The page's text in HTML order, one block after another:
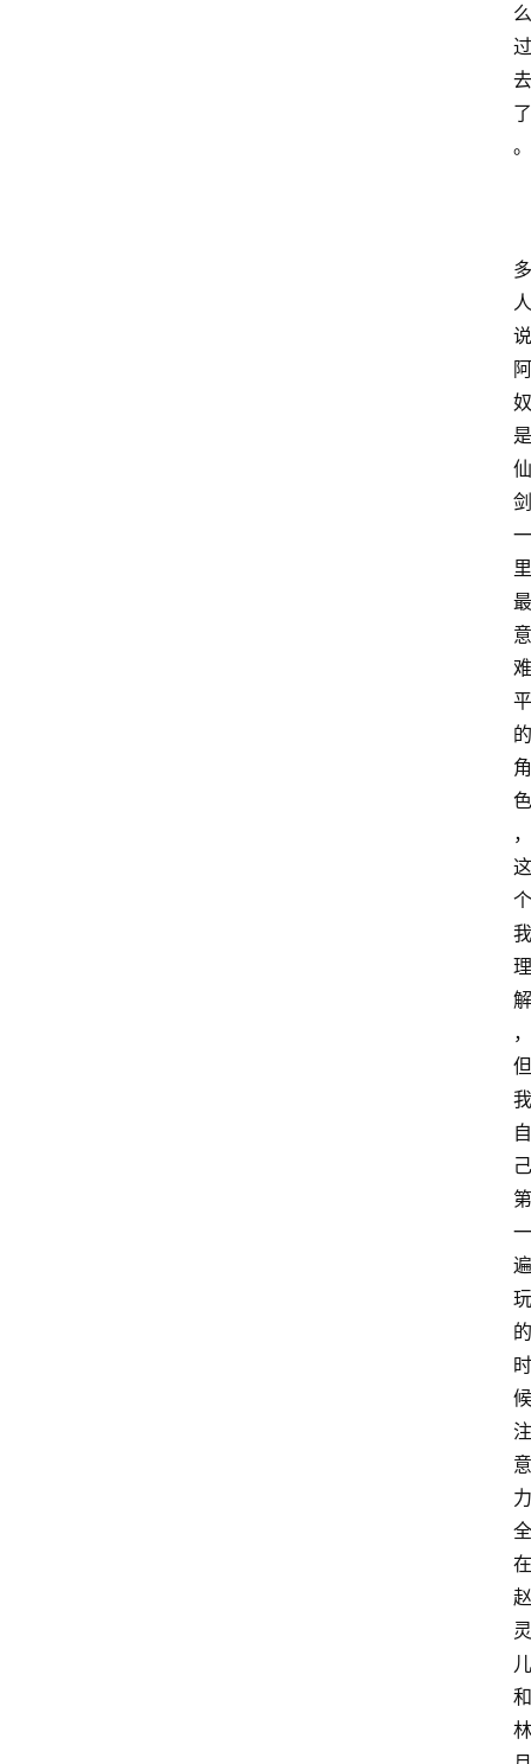
么
过
去
了
。
多
人
说
阿
奴
是
仙
剑
一
里
最
意
难
平
的
角
色
，
这
个
我
理
解
，
但
我
自
己
第
一
遍
玩
的
时
候
注
意
力
全
在
赵
灵
儿
和
林